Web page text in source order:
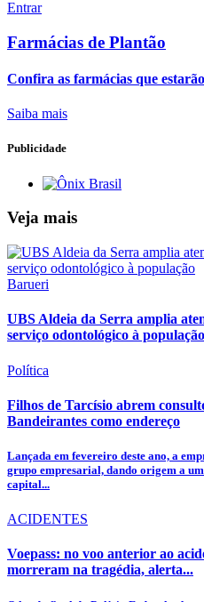
Entrar
Farmácias de Plantão
Confira as farmácias que
Saiba mais
Publicidade
Veja mais
Barueri
UBS Aldeia da Serra amplia
serviço odontológico à população
Política
Filhos de Tarcísio abrem
Bandeirantes como endereço
Lançada em fevereiro deste ano, a
grupo empresarial, dando origem a
capital...
ACIDENTES
Voepass: no voo anterior ao
morreram na tragédia, alerta...